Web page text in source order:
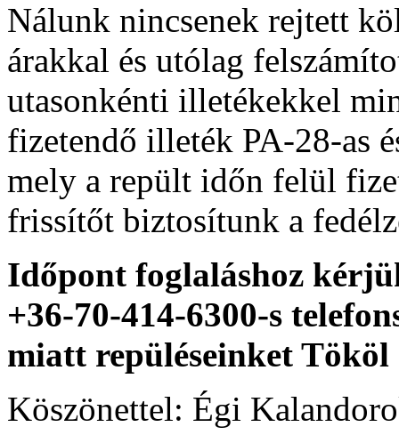
Nálunk nincsenek rejtett
árakkal és utólag
utasonkénti illetékekkel
fizetendő illeték PA-28-as
mely a repült időn felül
frissítőt biztosítunk a
Időpont foglaláshoz
+36-70-414-6300-s
miatt repüléseinket
Köszönettel: Égi